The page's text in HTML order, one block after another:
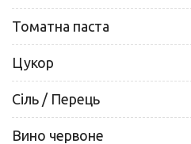
Томатна паста
Цукор
Сіль / Перець
Вино червоне